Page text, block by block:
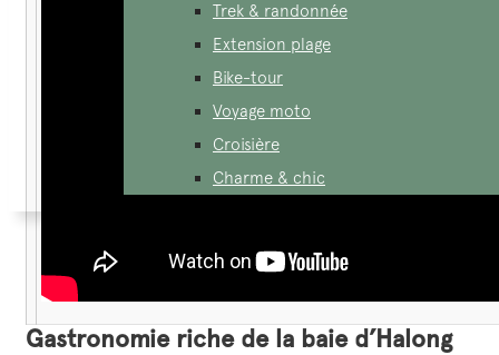
Trek & randonnée
Extension plage
Bike-tour
Voyage moto
Croisière
Charme & chic
Gastronomie riche de la baie d’Halong